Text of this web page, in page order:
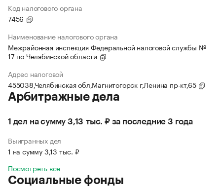
Код налогового органа
7456
Наименование налогового органа
Межрайонная инспекция Федеральной налоговой службы №
17 по Челябинской области
Адрес налоговой
455038,Челябинская обл,Магнитогорск г,Ленина пр-кт,65
Арбитражные дела
1 дел на сумму 3,13 тыс. ₽ за последние 3 года
Выигранных дел
1 на сумму 3,13 тыс. ₽
Посмотреть все
Социальные фонды